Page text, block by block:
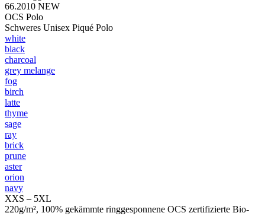
66.2010 NEW
OCS Polo
Schweres Unisex Piqué Polo
white
black
charcoal
grey melange
fog
birch
latte
thyme
sage
ray
brick
prune
aster
orion
navy
XXS – 5XL
220g/m², 100% gekämmte ringgesponnene OCS zertifizierte Bio-